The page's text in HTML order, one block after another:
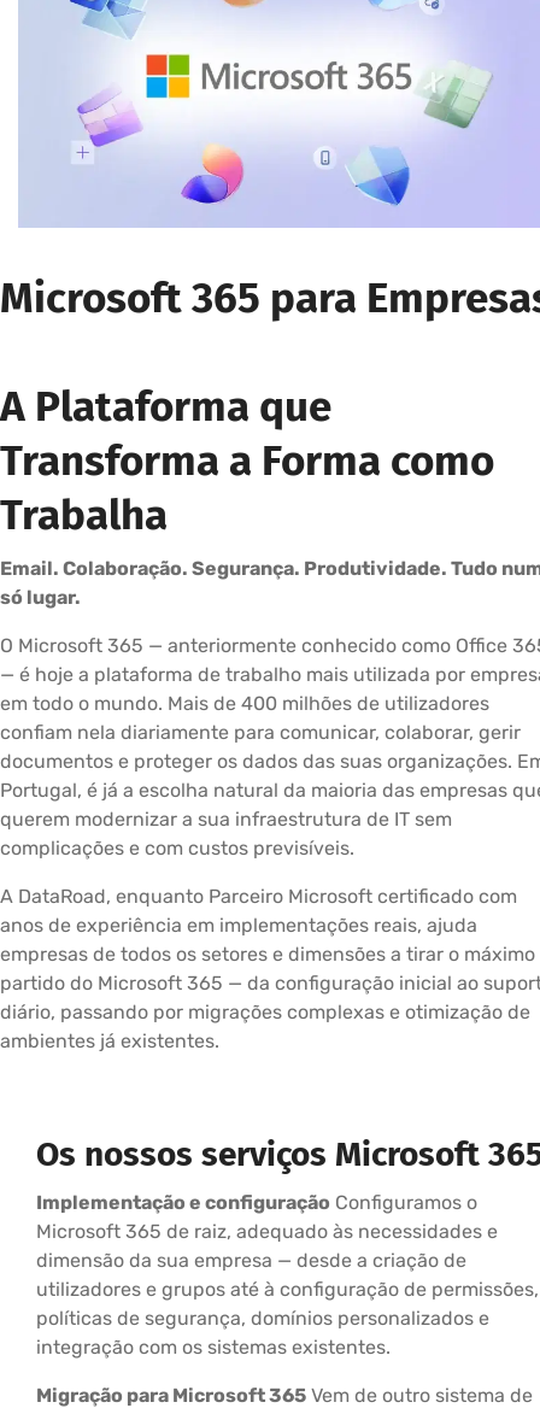
Microsoft 365 para
A Plataforma que
Transforma a Forma como
Trabalha
Email. Colaboração. Segurança. Produtividade. Tudo
só lugar.
O Microsoft 365 — anteriormente conhecido como Office
— é hoje a plataforma de trabalho mais utilizada por
em todo o mundo. Mais de 400 milhões de utilizadores
confiam nela diariamente para comunicar, colaborar, gerir
documentos e proteger os dados das suas organizações.
Portugal, é já a escolha natural da maioria das empresas
querem modernizar a sua infraestrutura de IT sem
complicações e com custos previsíveis.
A DataRoad, enquanto Parceiro Microsoft certificado com
anos de experiência em implementações reais, ajuda
empresas de todos os setores e dimensões a tirar o máximo
partido do Microsoft 365 — da configuração inicial ao
diário, passando por migrações complexas e otimização de
ambientes já existentes.
Os nossos serviços Microsoft
Implementação e configuração Configuramos o
Microsoft 365 de raiz, adequado às necessidades e
dimensão da sua empresa — desde a criação de
utilizadores e grupos até à configuração de permissões,
políticas de segurança, domínios personalizados e
integração com os sistemas existentes.
Migração para Microsoft 365 Vem de outro sistema de